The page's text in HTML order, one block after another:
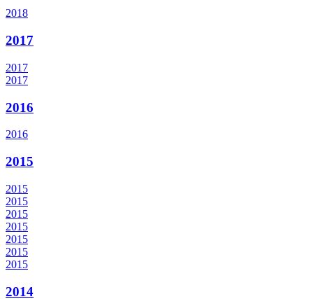
2018
2017
2017
2017
2016
2016
2015
2015
2015
2015
2015
2015
2015
2015
2014